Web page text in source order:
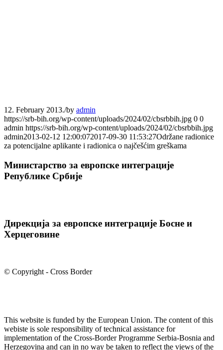
12. February 2013./by admin
https://srb-bih.org/wp-content/uploads/2024/02/cbsrbbih.jpg 0 0
admin https://srb-bih.org/wp-content/uploads/2024/02/cbsrbbih.jpg
admin2013-02-12 12:00:072017-09-30 11:53:27Održane radionice
za potencijalne aplikante i radionica o najčešćim greškama
Министарство за европске интеграције
Републике Србије
Дирекција за европске интеграције Босне и
Херцеговине
© Copyright - Cross Border
This website is funded by the European Union. The content of this
webiste is sole responsibility of technical assistance for
implementation of the Cross-Border Programme Serbia-Bosnia and
Herzegovina and can in no way be taken to reflect the views of the